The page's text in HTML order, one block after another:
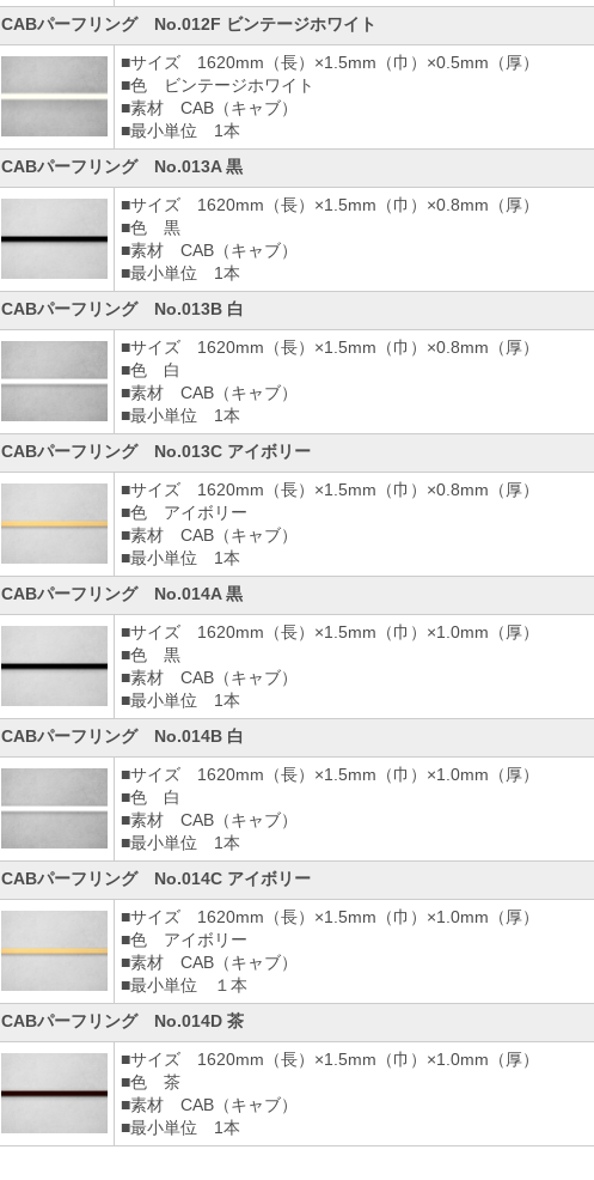
CABパーフリング No.012F ビンテージホワイト
■サイズ 1620mm（長）×1.5mm（巾）×0.5mm（厚）
■色 ビンテージホワイト
■素材 CAB（キャブ）
■最小単位 1本
CABパーフリング No.013A 黒
■サイズ 1620mm（長）×1.5mm（巾）×0.8mm（厚）
■色 黒
■素材 CAB（キャブ）
■最小単位 1本
CABパーフリング No.013B 白
■サイズ 1620mm（長）×1.5mm（巾）×0.8mm（厚）
■色 白
■素材 CAB（キャブ）
■最小単位 1本
CABパーフリング No.013C アイボリー
■サイズ 1620mm（長）×1.5mm（巾）×0.8mm（厚）
■色 アイボリー
■素材 CAB（キャブ）
■最小単位 1本
CABパーフリング No.014A 黒
■サイズ 1620mm（長）×1.5mm（巾）×1.0mm（厚）
■色 黒
■素材 CAB（キャブ）
■最小単位 1本
CABパーフリング No.014B 白
■サイズ 1620mm（長）×1.5mm（巾）×1.0mm（厚）
■色 白
■素材 CAB（キャブ）
■最小単位 1本
CABパーフリング No.014C アイボリー
■サイズ 1620mm（長）×1.5mm（巾）×1.0mm（厚）
■色 アイボリー
■素材 CAB（キャブ）
■最小単位 １本
CABパーフリング No.014D 茶
■サイズ 1620mm（長）×1.5mm（巾）×1.0mm（厚）
■色 茶
■素材 CAB（キャブ）
■最小単位 1本